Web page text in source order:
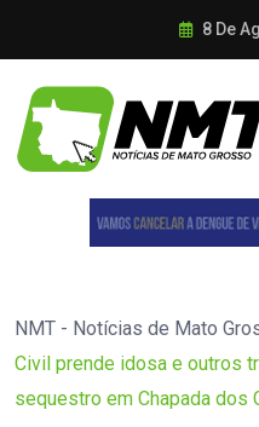
8 De
NMT - Notícias de Mato
Civil prende idosa e outros
sequestro em Chapada dos